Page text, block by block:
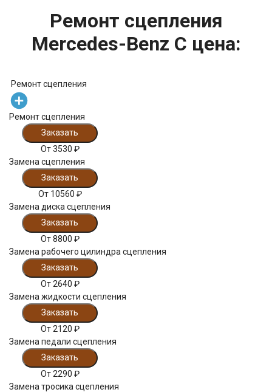
Ремонт сцепления
Mercedes-Benz C цена:
Ремонт сцепления
Ремонт сцепления
Заказать
От3530 ₽
Замена сцепления
Заказать
От 10560 ₽
Замена диска сцепления
Заказать
От8800 ₽
Замена рабочего цилиндра сцепления
Заказать
От2640 ₽
Замена жидкости сцепления
Заказать
От2120 ₽
Замена педали сцепления
Заказать
От2290 ₽
Замена тросика сцепления